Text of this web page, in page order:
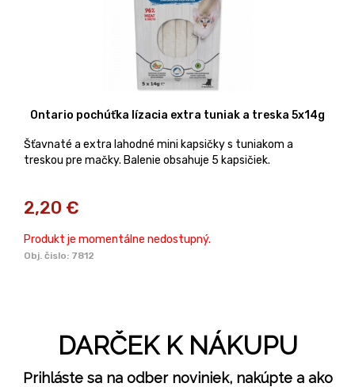
Ontario pochúťka lízacia extra tuniak a treska 5x14g
Šťavnaté a extra lahodné mini kapsičky s tuniakom a
treskou pre mačky. Balenie obsahuje 5 kapsičiek.
2,20 €
Produkt je momentálne nedostupný.
Obj. čislo: 7812
DARČEK K NÁKUPU
Prihláste sa na odber noviniek, nakúpte a ako